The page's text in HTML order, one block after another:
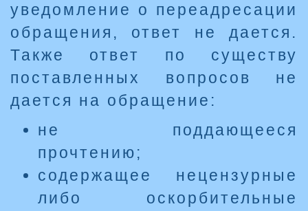
уведомление о переадресации
обращения, ответ не дается.
Также ответ по существу
поставленных вопросов не
дается на обращение:
не поддающееся
прочтению;
содержащее нецензурные
либо оскорбительные